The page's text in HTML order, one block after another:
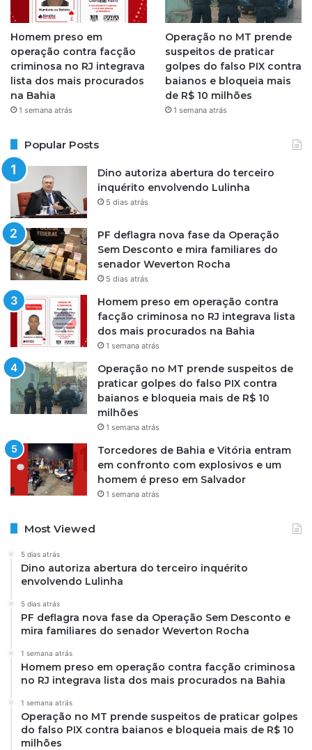
Homem preso em
operação contra facção
criminosa no RJ integrava
lista dos mais procurados
na Bahia
1 semana atrás
Operação no MT prende
suspeitos de praticar
golpes do falso PIX contra
baianos e bloqueia mais
de R$ 10 milhões
1 semana atrás
Popular Posts
Dino autoriza abertura do terceiro
inquérito envolvendo Lulinha
5 dias atrás
PF deflagra nova fase da Operação
Sem Desconto e mira familiares do
senador Weverton Rocha
5 dias atrás
Homem preso em operação contra
facção criminosa no RJ integrava lista
dos mais procurados na Bahia
1 semana atrás
Operação no MT prende suspeitos de
praticar golpes do falso PIX contra
baianos e bloqueia mais de R$ 10
milhões
1 semana atrás
Torcedores de Bahia e Vitória entram
em confronto com explosivos e um
homem é preso em Salvador
1 semana atrás
Most Viewed
5 dias atrás
Dino autoriza abertura do terceiro inquérito
envolvendo Lulinha
5 dias atrás
PF deflagra nova fase da Operação Sem Desconto e
mira familiares do senador Weverton Rocha
1 semana atrás
Homem preso em operação contra facção criminosa
no RJ integrava lista dos mais procurados na Bahia
1 semana atrás
Operação no MT prende suspeitos de praticar golpes
do falso PIX contra baianos e bloqueia mais de R$ 10
milhões